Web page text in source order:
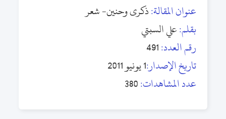
عنوان المقالة:ذكرى وحنين- شعر
بقلم:علي السبتي
رقم العدد:491
تاريخ الإصدار:1 يونيو 2011
عدد المشاهدات:380